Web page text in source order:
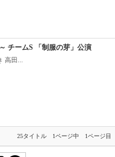
チームS 「制服の芽」公演
高田...
25タイトル 1ページ中 1ページ目